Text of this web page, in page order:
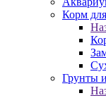
Корм
Грунты